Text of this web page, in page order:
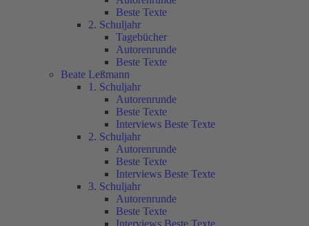
Beste Texte
2. Schuljahr
Tagebücher
Autorenrunde
Beste Texte
Beate Leßmann
1. Schuljahr
Autorenrunde
Beste Texte
Interviews Beste Texte
2. Schuljahr
Autorenrunde
Beste Texte
Interviews Beste Texte
3. Schuljahr
Autorenrunde
Beste Texte
Interviews Beste Texte